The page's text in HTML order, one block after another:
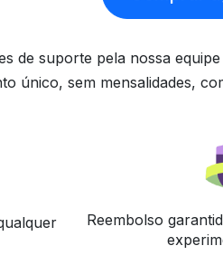
de suporte pela nossa
único, sem mensalidades,
Reembolso